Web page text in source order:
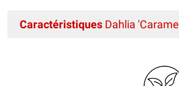
Caractéristiques Dahlia